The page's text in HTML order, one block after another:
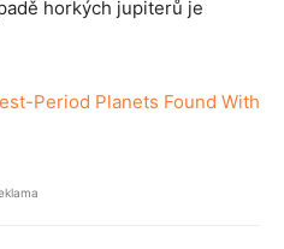
horkých jupiterů je
Period Planets Found With